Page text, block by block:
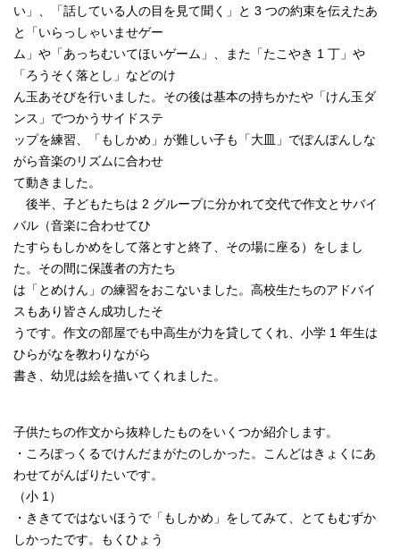
い」、「話している人の目を見て聞く」と 3 つの約束を伝えたあ
と「いらっしゃいませゲー
ム」や「あっちむいてほいゲーム」、また「たこやき 1 丁」や
「ろうそく落とし」などのけ
ん玉あそびを行いました。その後は基本の持ちかたや「けん玉ダ
ンス」でつかうサイドステ
ップを練習、「もしかめ」が難しい子も「大皿」でぽんぽんしな
がら音楽のリズムに合わせ
て動きました。
後半、子どもたちは 2 グループに分かれて交代で作文とサバイ
バル（音楽に合わせてひ
たすらもしかめをして落とすと終了、その場に座る）をしまし
た。その間に保護者の方たち
は「とめけん」の練習をおこないました。高校生たちのアドバイ
スもあり皆さん成功したそ
うです。作文の部屋でも中高生が力を貸してくれ、小学 1 年生は
ひらがなを教わりながら
書き、幼児は絵を描いてくれました。
子供たちの作文から抜粋したものをいくつか紹介します。
・ころぽっくるでけんだまがたのしかった。こんどはきょくにあ
わせてがんばりたいです。
（小 1）
・ききてではないほうで「もしかめ」をしてみて、とてもむずか
しかったです。もくひょう